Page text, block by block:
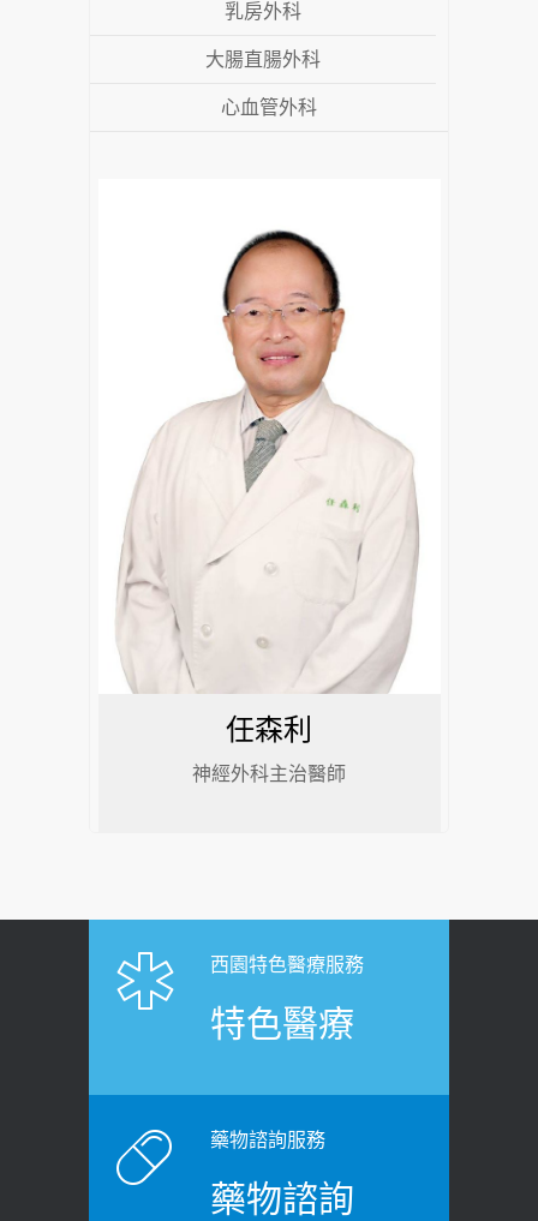
乳房外科
大腸直腸外科
心血管外科
任森利
神經外科主治醫師
西園特色醫療服務
特色醫療
藥物諮詢服務
藥物諮詢